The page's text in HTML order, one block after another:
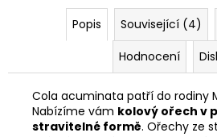
Popis Související (4)
Hodnocení
Cola acuminata patří do rodiny
Nabízíme vám kolový ořech v
stravitelné formě. Ořechy ze